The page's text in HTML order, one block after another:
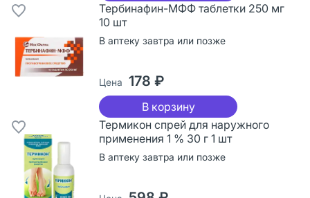
Тербинафин-МФФ таблетки 250 мг
10 шт
В аптеку завтра или позже
Цена 178 ₽
В корзину
Термикон спрей для наружного
применения 1 % 30 г 1 шт
В аптеку завтра или позже